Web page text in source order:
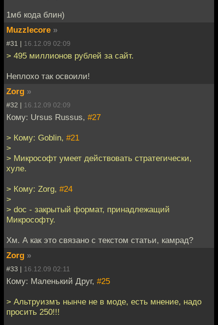
1мб кода блин)
Muzzlecore »
#31 | 16.12.09 02:09
> 495 миллионов рублей за сайт.
Неплохо так освоили!
Zorg »
#32 | 16.12.09 02:09
Кому: Ursus Russus, #27
> Кому: Goblin, #21
>
> Микрософт умеет действовать стратегически,
хуле.
> Кому: Zorg, #24
>
> doc - закрытый формат, принадлежащий
Микрософту.
Хм. А как это связано с текстом статьи, камрад?
Zorg »
#33 | 16.12.09 02:11
Кому: Маленький Друг, #25
> Альтруизмъ нынче не в моде, есть мнение, надо
просить 250!!!